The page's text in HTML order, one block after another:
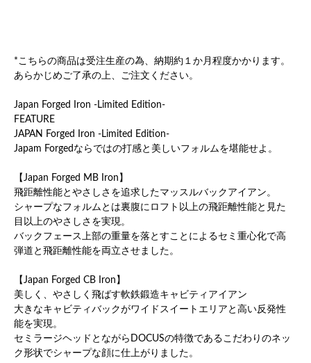
*こちらの商品は受注生産の為、納期約１か月程度かかります。
あらかじめご了承の上、ご注文ください。
Japan Forged Iron -Limited Edition-
FEATURE
JAPAN Forged Iron -Limited Edition-
Japam Forgedならではの打感と美しいフォルムを堪能せよ。
【Japan Forged MB Iron】
飛距離性能とやさしさを追求したマッスルバックアイアン。
シャープなフォルムとは裏腹にロフト以上の飛距離性能と見た
目以上のやさしさを実現。
バックフェース上部の重量を落とすことによるセミ重心化で高
弾道と飛距離性能を両立させました。
【Japan Forged CB Iron】
美しく、やさしく飛ばす軟鉄鍛造キャビティアイアン
大きなキャビティバックがワイドスイートエリアと高い反発性
能を実現。
セミラージヘッドとながらDOCUSの特徴であるこだわりのネッ
ク形状でシャープな顔に仕上がりました。